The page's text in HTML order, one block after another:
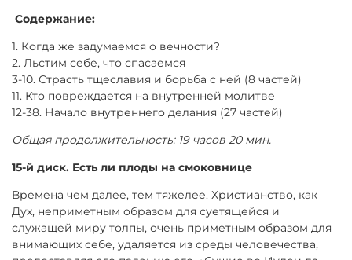
Содержание:
1. Когда же задумаемся о вечности?
2. Льстим себе, что спасаемся
3-10. Страсть тщеславия и борьба с ней (8 частей)
11. Кто повреждается на внутренней молитве
12-38. Начало внутреннего делания (27 частей)
Общая продолжительность: 19 часов 20 мин.
15-й диск. Есть ли плоды на смоковнице
Времена чем далее, тем тяжелее. Христианство, как
Дух, неприметным образом для суетящейся и
служащей миру толпы, очень приметным образом для
внимающих себе, удаляется из среды человечества,